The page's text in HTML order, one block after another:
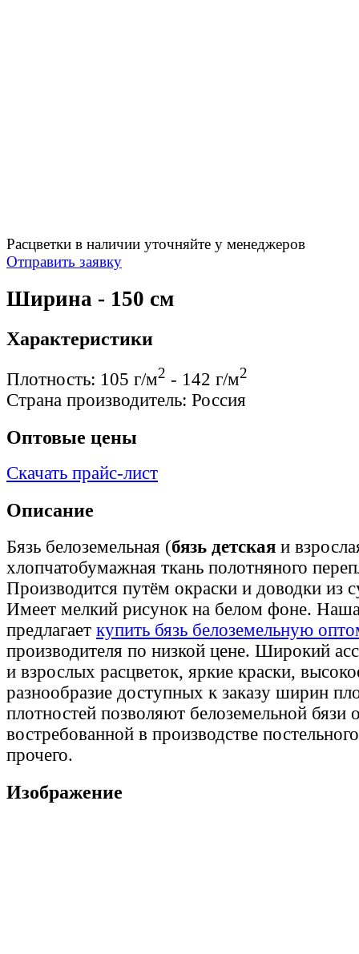
Расцветки в наличии уточняйте у менеджеров
Отправить заявку
Ширина - 150 см
Характеристики
Плотность: 105 г/м2 - 142 г/м2
Страна производитель: Россия
Оптовые цены
Скачать прайс-лист
Описание
Бязь белоземельная (бязь детская и
хлопчатобумажная ткань полотняного
Производится путём окраски и доводки из
Имеет мелкий рисунок на белом фоне.
предлагает купить бязь белоземельную
производителя по низкой цене. Широкий
и взрослых расцветок, яркие краски,
разнообразие доступных к заказу ширин
плотностей позволяют белоземельной бязи
востребованной в производстве
прочего.
Изображение